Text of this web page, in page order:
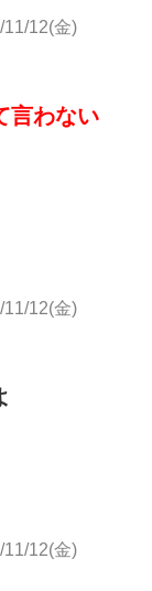
11/12(金)
言わない
11/12(金)
11/12(金)